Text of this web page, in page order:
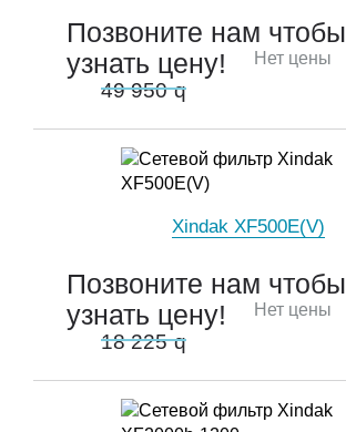
Позвоните нам чтобы
узнать цену!
49 950 q
Нет цены
Xindak XF500E(V)
Позвоните нам чтобы
узнать цену!
18 225 q
Нет цены